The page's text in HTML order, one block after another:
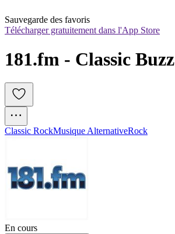
Sauvegarde des favoris
Télécharger gratuitement dans l'App Store
181.fm - Classic Buzz
Classic RockMusique AlternativeRock
En cours